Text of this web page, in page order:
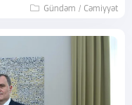
Gündəm / Cəmiyyət